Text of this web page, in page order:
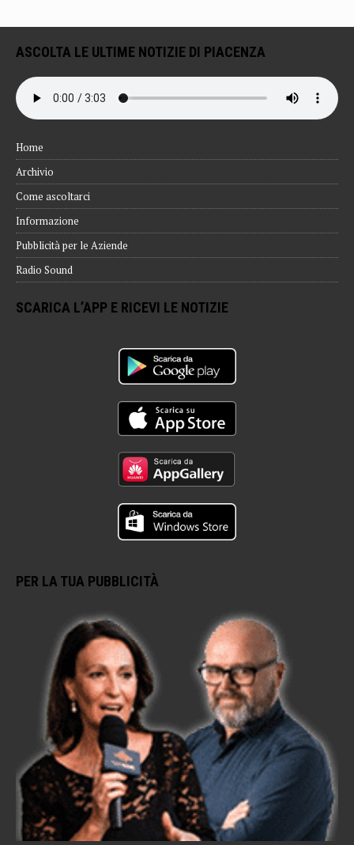
ASCOLTA LE ULTIME NOTIZIE DI PIACENZA
Home
Archivio
Come ascoltarci
Informazione
Pubblicità per le Aziende
Radio Sound
SCARICA L’APP E RICEVI LE NOTIZIE
PER LA TUA PUBBLICITÀ